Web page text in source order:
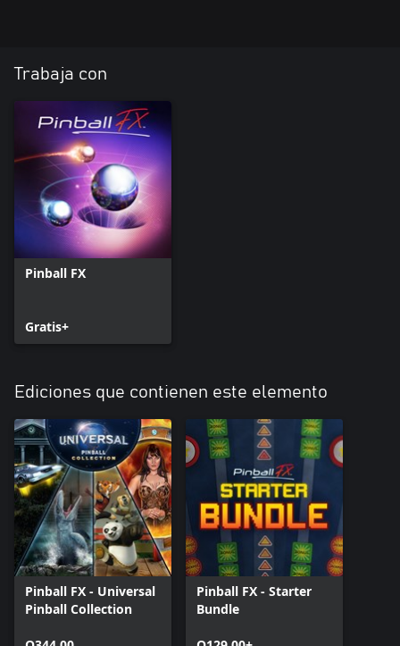
Trabaja con
Pinball FX
Gratis+
Ediciones que contienen este elemento
Pinball FX - Universal
Pinball Collection
Pinball FX - Starter
Bundle